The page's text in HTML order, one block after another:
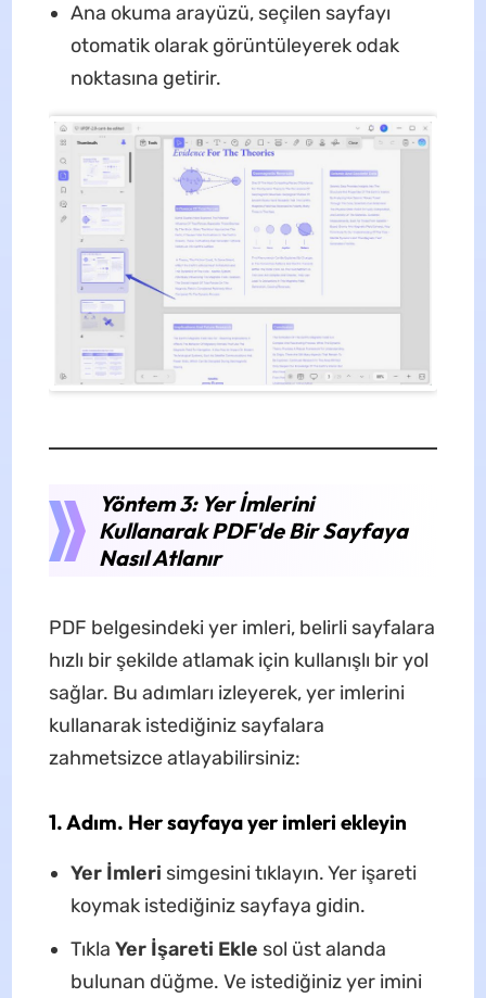
Ana okuma arayüzü, seçilen sayfayı
otomatik olarak görüntüleyerek odak
noktasına getirir.
Yöntem 3: Yer İmlerini
Kullanarak PDF'de Bir Sayfaya
Nasıl Atlanır
PDF belgesindeki yer imleri, belirli sayfalara
hızlı bir şekilde atlamak için kullanışlı bir yol
sağlar. Bu adımları izleyerek, yer imlerini
kullanarak istediğiniz sayfalara
zahmetsizce atlayabilirsiniz:
1. Adım. Her sayfaya yer imleri ekleyin
Yer İmleri simgesini tıklayın. Yer işareti
koymak istediğiniz sayfaya gidin.
Tıkla Yer İşareti Ekle sol üst alanda
bulunan düğme. Ve istediğiniz yer imini